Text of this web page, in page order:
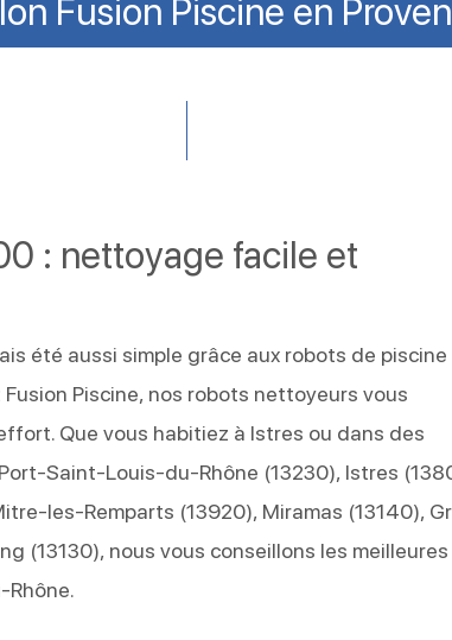
Fusion Piscine en
: nettoyage facile et
été aussi simple grâce aux robots de piscine
Piscine, nos robots nettoyeurs vous
Que vous habitiez à Istres ou dans des
Saint-Louis-du-Rhône (13230), Istres
les-Remparts (13920), Miramas (13140),
(13130), nous vous conseillons les meilleures